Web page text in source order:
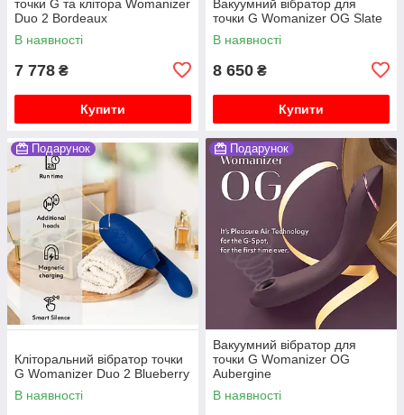
точки G та клітора Womanizer
Duo 2 Bordeaux
В наявності
7 778 ₴
Купити
Вакуумний вібратор для
точки G Womanizer OG Slate
В наявності
8 650 ₴
Купити
Подарунок
Кліторальний вібратор точки
G Womanizer Duo 2 Blueberry
В наявності
Подарунок
Вакуумний вібратор для
точки G Womanizer OG
Aubergine
В наявності